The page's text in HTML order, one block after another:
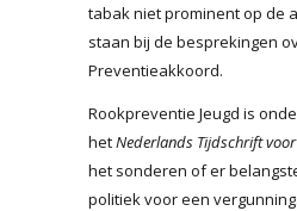
tabak niet prominent op de
staan bij de besprekingen
Preventieakkoord.
Rookpreventie Jeugd is
hetNederlands Tijdschrift
het sonderen of er
politiek voor een